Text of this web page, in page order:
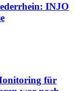
INJO
für